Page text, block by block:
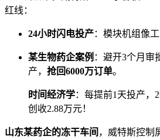
红线：
24小时闪电投产：模块机组像
某生物药企案例 ：避开3个月审
产， 抢回6000万订单。
时间经济学：每提前1天投产，
创收2.88万元！
山东某药企的冻干车间 ，威特斯控制